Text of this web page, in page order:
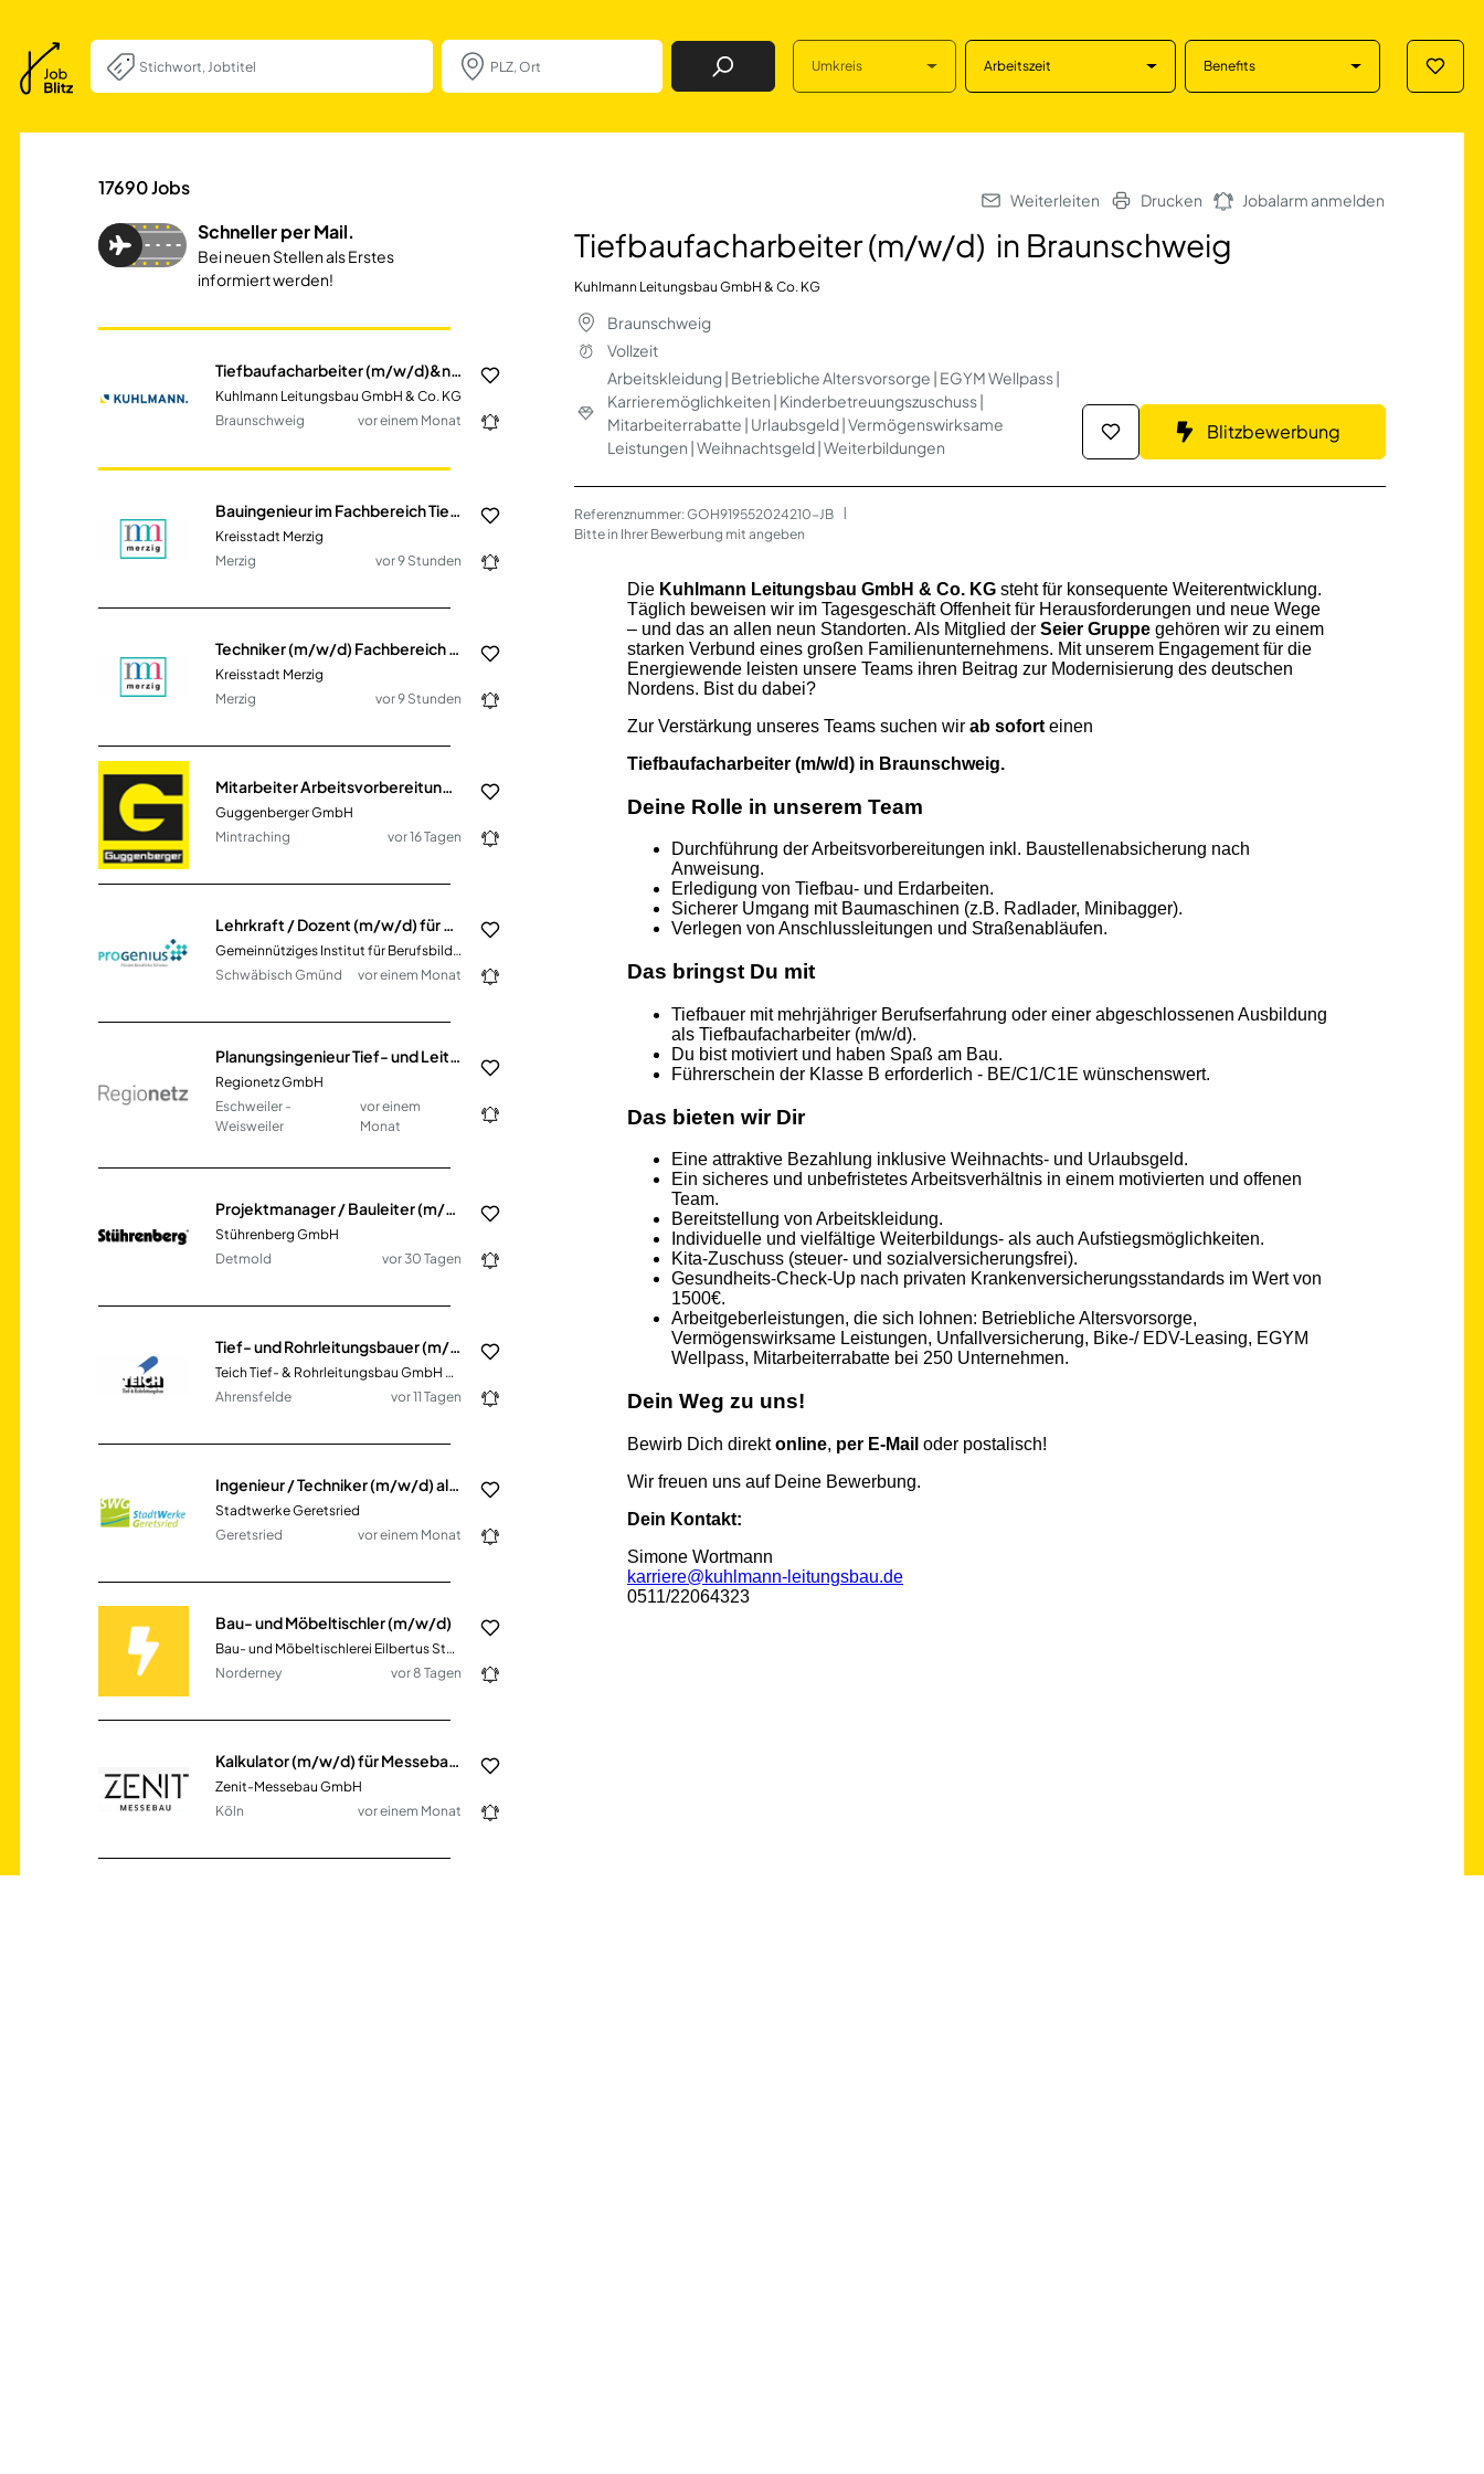
Job Finden Umkreis Arbeitszeit Benefits
Tiefbaufacharbeiter (m/w/d)&nbsp; in
17690Jobs
Schneller per Mail.
Bei neuen Stellen als Erstes
informiert werden!
Tiefbaufacharbeiter (m/w/d)&nbsp; in Braunschweig
Kuhlmann Leitungsbau GmbH & Co. KG
Braunschweig
vor einem Monat
Kreisstadt Merzig
Merzig
vor 9 Stunden
Kreisstadt Merzig
Merzig
vor 9 Stunden
Mitarbeiter Arbeitsvorbereitung (m/w/d) im Bereich Hoch- und SF-Bau
Guggenberger GmbH
Mintraching
vor 16 Tagen
Gemeinnütziges Institut für Berufsbildung Dr. Engel GmbH
Schwäbisch Gmünd
vor einem Monat
Planungsingenieur Tief- und Leitungsbau (m/w/d)
Regionetz GmbH
Eschweiler -
Weisweiler
vor einem
Monat
Projektmanager / Bauleiter (m/w/d) Elektrotechnik - Lichtsignalanlagen - Tiefbau
Stührenberg GmbH
Detmold
vor 30 Tagen
Tief- und Rohrleitungsbauer (m/w/d)
Teich Tief- & Rohrleitungsbau GmbH & Co. KG
Ahrensfelde
vor 11 Tagen
Ingenieur / Techniker (m/w/d) als Sachgebietsleiter Planung und Bau
Stadtwerke Geretsried
Geretsried
vor einem Monat
Bau- und Möbeltischler (m/w/d)
Bau- und Möbeltischlerei Eilbertus Stürenburg
Norderney
vor 8 Tagen
Kalkulator (m/w/d) für Messebau und Innenausbau
Zenit-Messebau GmbH
Köln
vor einem Monat
Weiterleiten Drucken Jobalarm anmelden
Tiefbaufacharbeiter (m/w/d) in Braunschweig
Kuhlmann Leitungsbau GmbH & Co. KG
Braunschweig
Vollzeit
Arbeitskleidung | Betriebliche Altersvorsorge | EGYM Wellpass |
Karrieremöglichkeiten | Kinderbetreuungszuschuss |
Mitarbeiterrabatte | Urlaubsgeld | Vermögenswirksame
Leistungen | Weihnachtsgeld | Weiterbildungen
Blitzbewerbung
Referenznummer: GOH919552024210-JB
Bitte in Ihrer Bewerbung mit angeben